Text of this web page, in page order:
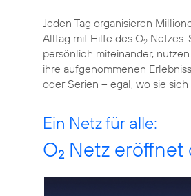
Jeden Tag organisieren
Alltag mit Hilfe des O2 Netzes.
persönlich miteinander, nutzen
ihre aufgenommenen
oder Serien – egal, wo sie
Ein Netz für alle:
O2 Netz